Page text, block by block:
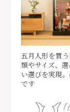
五月人形を買
類やサイズ、
い選びを実現
です